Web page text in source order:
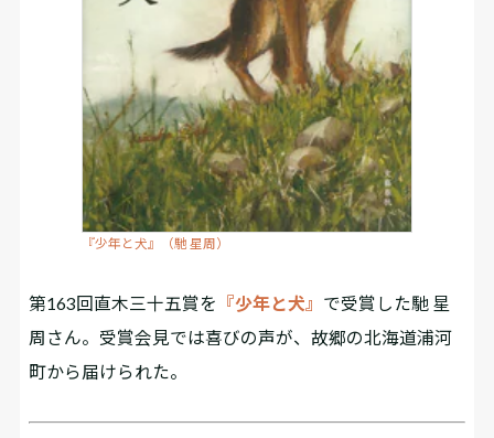
『少年と犬』（馳 星周）
第163回直木三十五賞を 『少年と犬』 で受賞した馳 星
周さん。受賞会見では喜びの声が、故郷の北海道浦河
町から届けられた。